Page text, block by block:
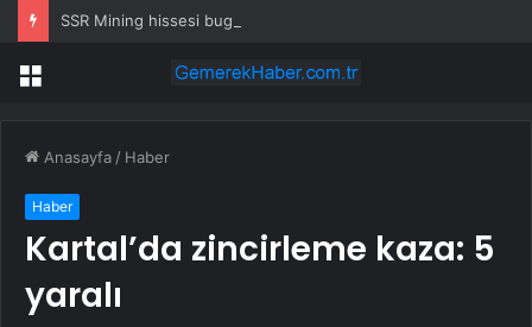
SSR Mining hissesi bugün neden yükseliyor?
Menü
Anasayfa / Haber
Haber
Kartal’da zincirleme kaza: 5
yaralı